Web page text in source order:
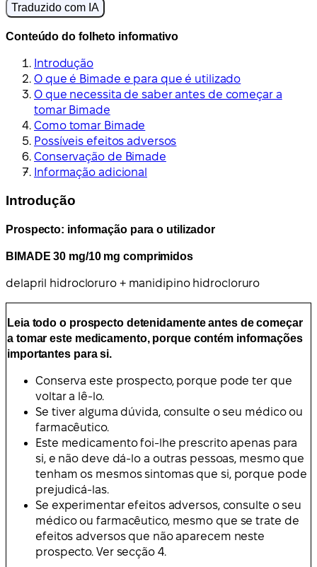
Traduzido com IA
Conteúdo do folheto informativo
Introdução
O que é Bimade e para que é utilizado
O que necessita de saber antes de começar a
tomar Bimade
Como tomar Bimade
Possíveis efeitos adversos
Conservação de Bimade
Informação adicional
Introdução
Prospecto: informação para o utilizador
BIMADE 30 mg/10 mg comprimidos
delapril hidrocloruro + manidipino hidrocloruro
Leia todo o prospecto detenidamente antes de começar
a tomar este medicamento, porque contém informações
importantes para si.
Conserva este prospecto, porque pode ter que
voltar a lê-lo.
Se tiver alguma dúvida, consulte o seu médico ou
farmacêutico.
Este medicamento foi-lhe prescrito apenas para
si, e não deve dá-lo a outras pessoas, mesmo que
tenham os mesmos sintomas que si, porque pode
prejudicá-las.
Se experimentar efeitos adversos, consulte o seu
médico ou farmacêutico, mesmo que se trate de
efeitos adversos que não aparecem neste
prospecto. Ver secção 4.